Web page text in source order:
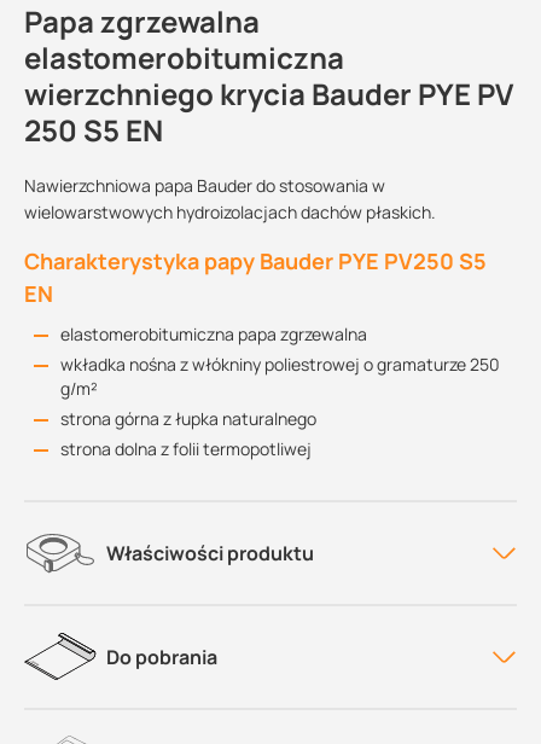
Papa zgrzewalna
elastomerobitumiczna
wierzchniego krycia Bauder PYE PV
250 S5 EN
Nawierzchniowa papa Bauder do stosowania w
wielowarstwowych hydroizolacjach dachów płaskich.
Charakterystyka papy Bauder PYE PV250 S5
EN
elastomerobitumiczna papa zgrzewalna
wkładka nośna z włókniny poliestrowej o gramaturze 250
g/m²
strona górna z łupka naturalnego
strona dolna z folii termopotliwej
Właściwości produktu
Do pobrania